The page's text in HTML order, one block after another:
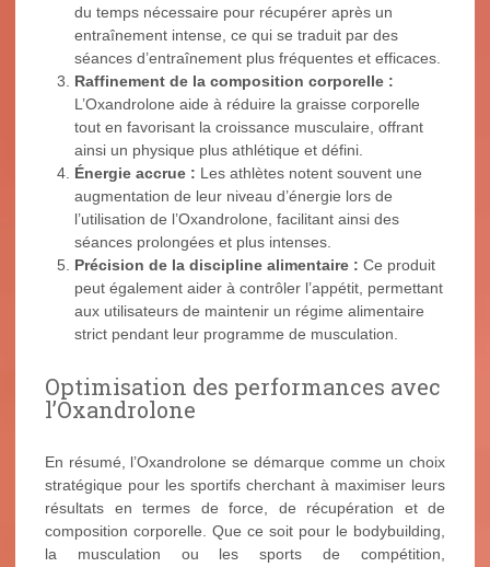
du temps nécessaire pour récupérer après un
entraînement intense, ce qui se traduit par des
séances d’entraînement plus fréquentes et efficaces.
Raffinement de la composition corporelle :
L’Oxandrolone aide à réduire la graisse corporelle
tout en favorisant la croissance musculaire, offrant
ainsi un physique plus athlétique et défini.
Énergie accrue : Les athlètes notent souvent une
augmentation de leur niveau d’énergie lors de
l’utilisation de l’Oxandrolone, facilitant ainsi des
séances prolongées et plus intenses.
Précision de la discipline alimentaire : Ce produit
peut également aider à contrôler l’appétit, permettant
aux utilisateurs de maintenir un régime alimentaire
strict pendant leur programme de musculation.
Optimisation des performances avec
l’Oxandrolone
En résumé, l’Oxandrolone se démarque comme un choix
stratégique pour les sportifs cherchant à maximiser leurs
résultats en termes de force, de récupération et de
composition corporelle. Que ce soit pour le bodybuilding,
la musculation ou les sports de compétition,